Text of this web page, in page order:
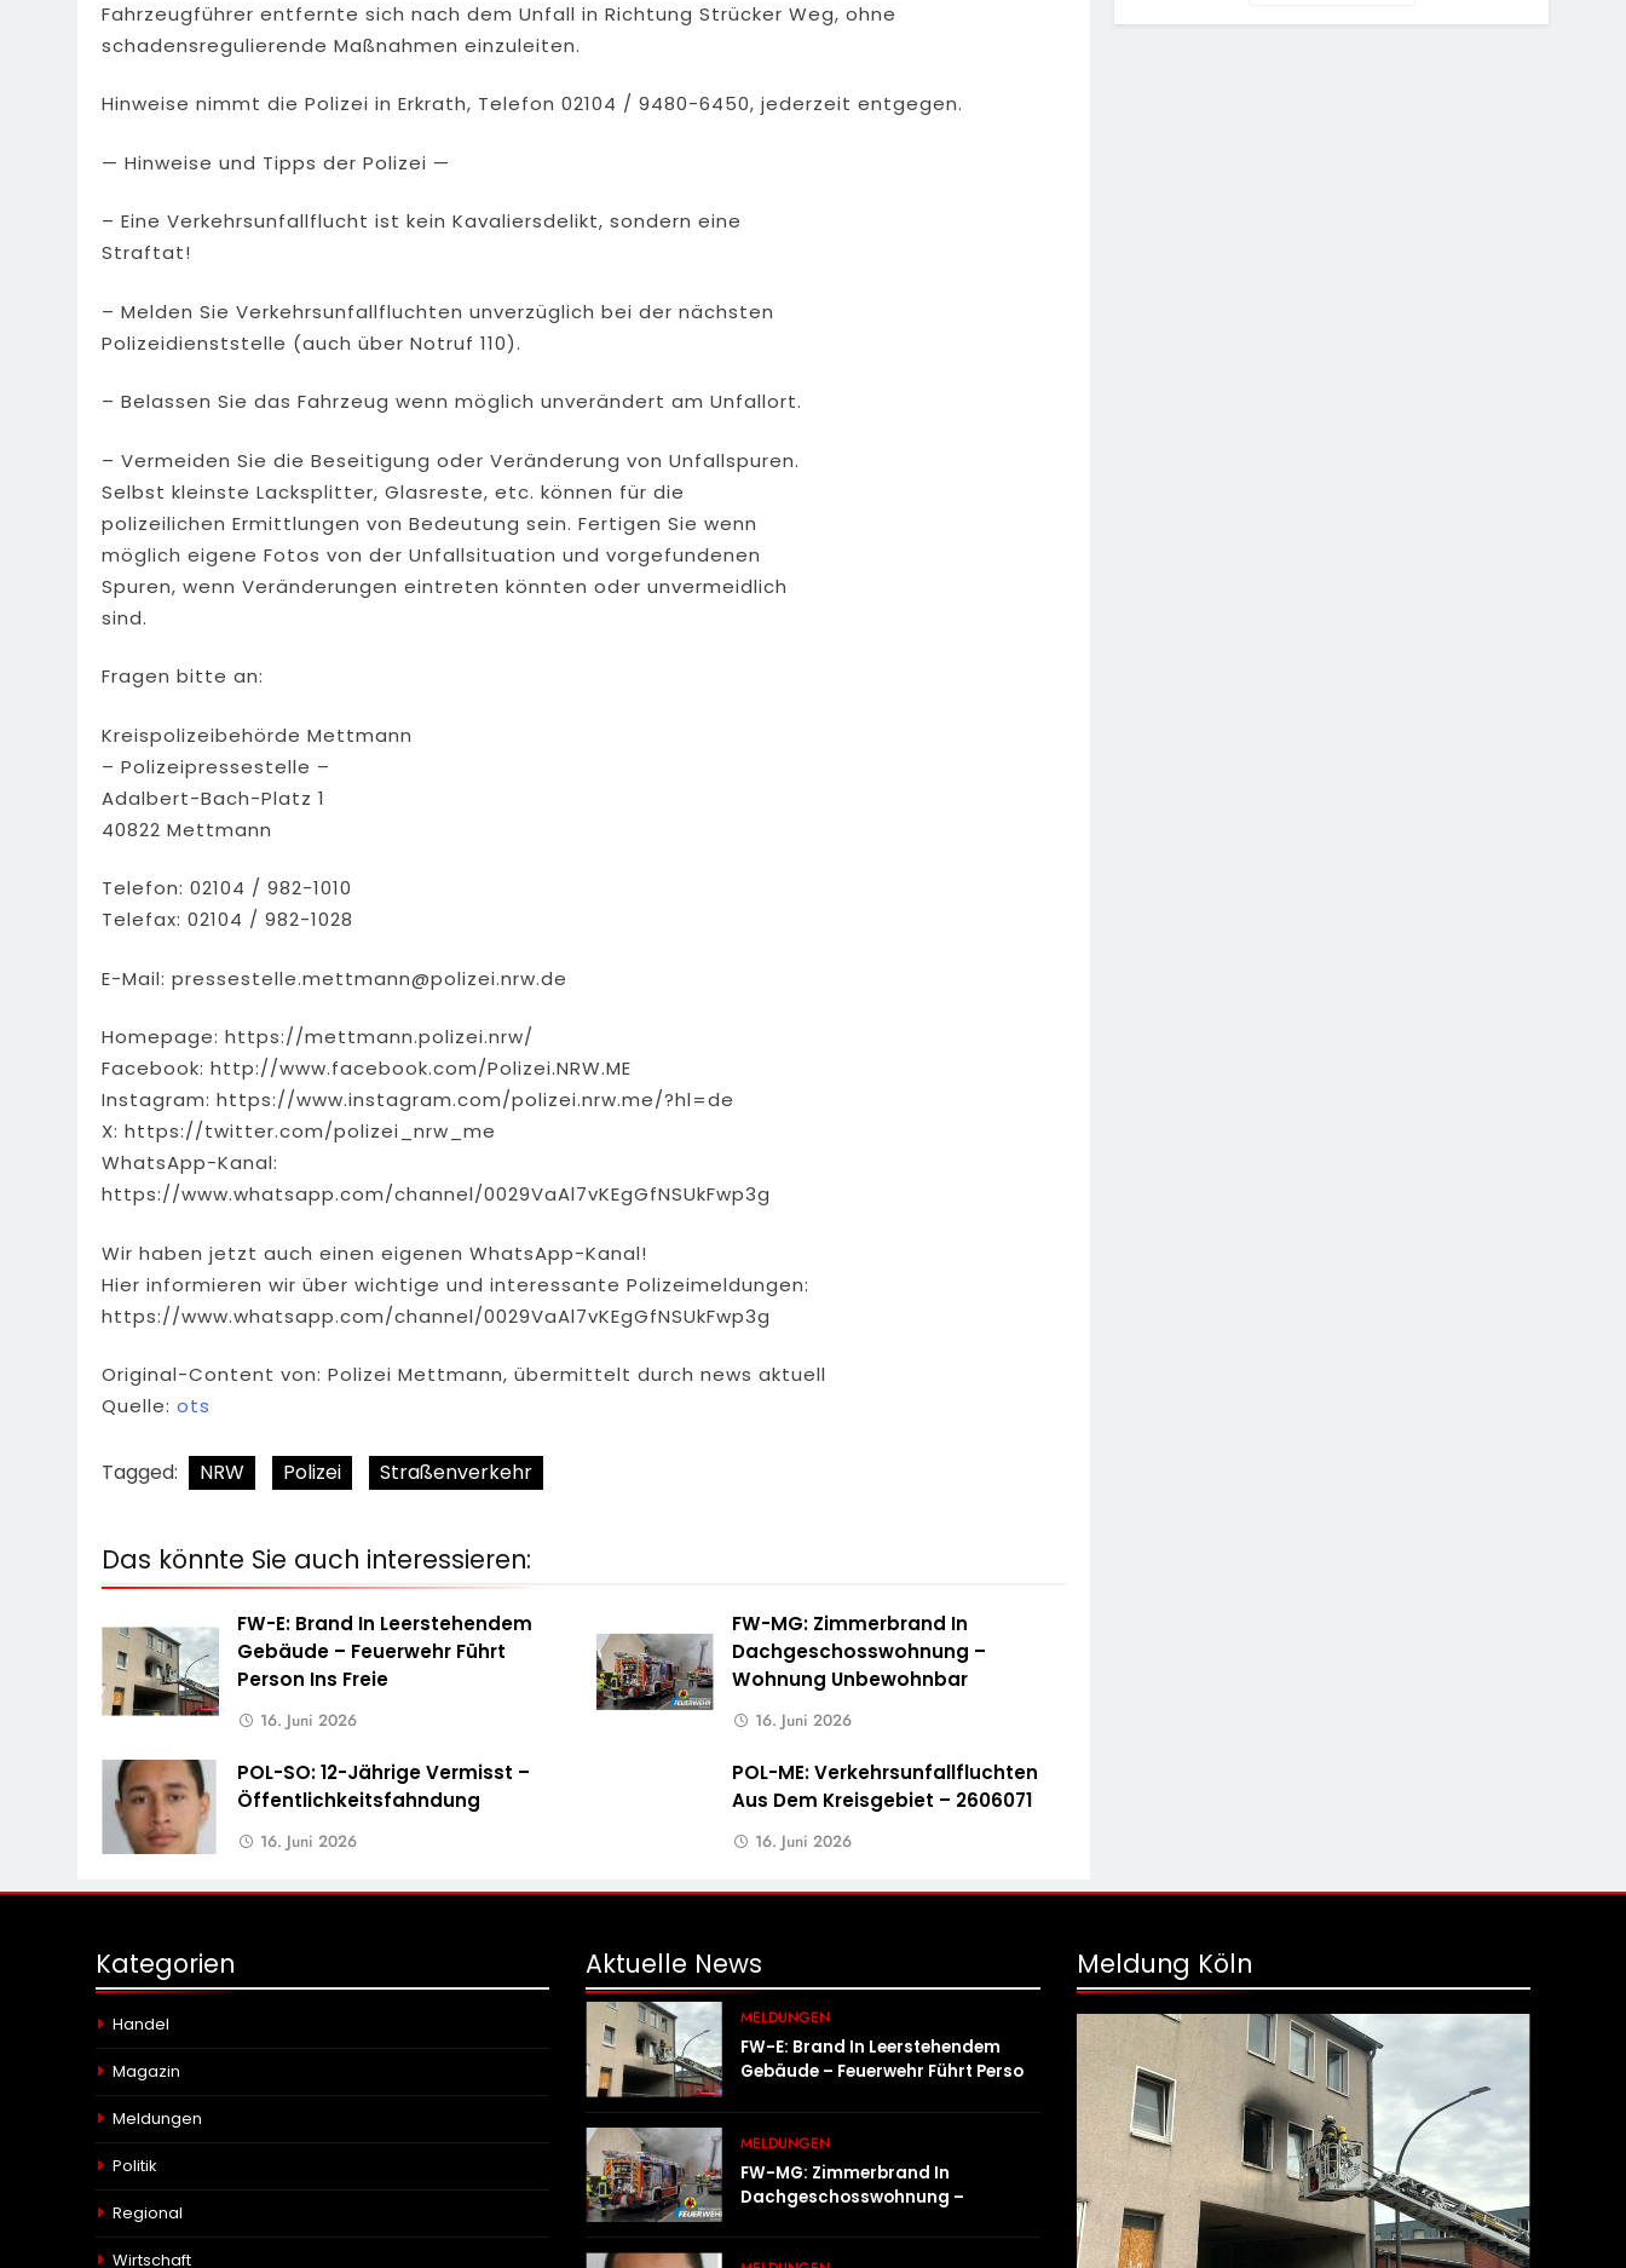
Fahrzeugführer entfernte sich nach dem Unfall in Richtung Strücker Weg, ohne
schadensregulierende Maßnahmen einzuleiten.
Hinweise nimmt die Polizei in Erkrath, Telefon 02104 / 9480-6450, jederzeit entgegen.
— Hinweise und Tipps der Polizei —
– Eine Verkehrsunfallflucht ist kein Kavaliersdelikt, sondern eine
Straftat!
– Melden Sie Verkehrsunfallfluchten unverzüglich bei der nächsten
Polizeidienststelle (auch über Notruf 110).
– Belassen Sie das Fahrzeug wenn möglich unverändert am Unfallort.
– Vermeiden Sie die Beseitigung oder Veränderung von Unfallspuren.
Selbst kleinste Lacksplitter, Glasreste, etc. können für die
polizeilichen Ermittlungen von Bedeutung sein. Fertigen Sie wenn
möglich eigene Fotos von der Unfallsituation und vorgefundenen
Spuren, wenn Veränderungen eintreten könnten oder unvermeidlich
sind.
Fragen bitte an:
Kreispolizeibehörde Mettmann
– Polizeipressestelle –
Adalbert-Bach-Platz 1
40822 Mettmann
Telefon: 02104 / 982-1010
Telefax: 02104 / 982-1028
E-Mail: pressestelle.mettmann@polizei.nrw.de
Homepage: https://mettmann.polizei.nrw/
Facebook: http://www.facebook.com/Polizei.NRW.ME
Instagram: https://www.instagram.com/polizei.nrw.me/?hl=de
X: https://twitter.com/polizei_nrw_me
WhatsApp-Kanal:
https://www.whatsapp.com/channel/0029VaAl7vKEgGfNSUkFwp3g
Wir haben jetzt auch einen eigenen WhatsApp-Kanal!
Hier informieren wir über wichtige und interessante Polizeimeldungen:
https://www.whatsapp.com/channel/0029VaAl7vKEgGfNSUkFwp3g
Original-Content von: Polizei Mettmann, übermittelt durch news aktuell
Quelle: ots
Tagged: NRW Polizei Straßenverkehr
Das könnte Sie auch interessieren:
FW-E: Brand In Leerstehendem
Gebäude – Feuerwehr Führt
Person Ins Freie
16. Juni 2026
FW-MG: Zimmerbrand In
Dachgeschosswohnung –
Wohnung Unbewohnbar
16. Juni 2026
POL-SO: 12-Jährige Vermisst –
Öffentlichkeitsfahndung
16. Juni 2026
POL-ME: Verkehrsunfallfluchten
Aus Dem Kreisgebiet – 2606071
16. Juni 2026
Kategorien
Handel
Magazin
Meldungen
Politik
Regional
Wirtschaft
Aktuelle News
MELDUNGEN
FW-E: Brand In Leerstehendem
Gebäude – Feuerwehr Führt Person
MELDUNGEN
FW-MG: Zimmerbrand In
Dachgeschosswohnung –
Meldung Köln